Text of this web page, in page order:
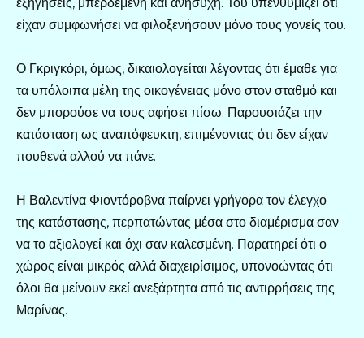
είχαν συμφωνήσει να φιλοξενήσουν μόνο τους γονείς του.
Ο Γκριγκόρι, όμως, δικαιολογείται λέγοντας ότι έμαθε για
τα υπόλοιπα μέλη της οικογένειας μόνο στον σταθμό και
δεν μπορούσε να τους αφήσει πίσω. Παρουσιάζει την
κατάσταση ως αναπόφευκτη, επιμένοντας ότι δεν είχαν
πουθενά αλλού να πάνε.
Η Βαλεντίνα Φιοντόροβνα παίρνει γρήγορα τον έλεγχο
της κατάστασης, περπατώντας μέσα στο διαμέρισμα σαν
να το αξιολογεί και όχι σαν καλεσμένη. Παρατηρεί ότι ο
χώρος είναι μικρός αλλά διαχειρίσιμος, υπονοώντας ότι
όλοι θα μείνουν εκεί ανεξάρτητα από τις αντιρρήσεις της
Μαρίνας.